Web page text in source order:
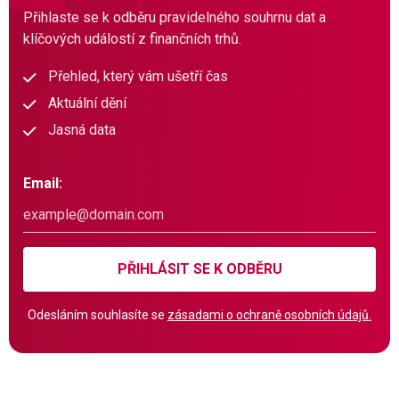
Přihlaste se k odběru pravidelného souhrnu dat a
klíčových událostí z finančních trhů.
Přehled, který vám ušetří čas
Aktuální dění
Jasná data
Email:
PŘIHLÁSIT SE K ODBĚRU
Odesláním souhlasíte se zásadami o ochraně osobních údajů.